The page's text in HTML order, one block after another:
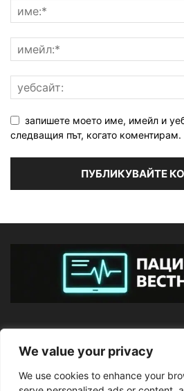
We value your privacy
We use cookies to enhance your
запишете моето име, имейл и
следващия път, когато коментирам.